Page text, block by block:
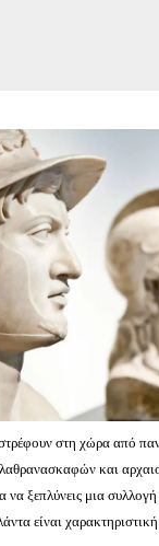
στη χώρα από
και
να ξεπλύνεις μια
είναι